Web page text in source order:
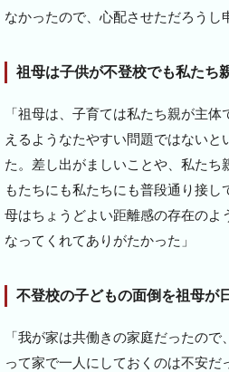
なかったので、心配させただろうし
祖母は子供が不登校でも私たち
「祖母は、子育ては私たち親が主
えるようなたやすい問題ではないと
た。差し出がましいことや、私たち
もたちにも私たちにも普段通り接し
母はちょうどよい距離感の存在のよ
なってくれてありがたかった」
不登校の子どもの面倒を祖母が
「我が家は共働きの家庭だったの
って家で一人にしておくのは不安だ